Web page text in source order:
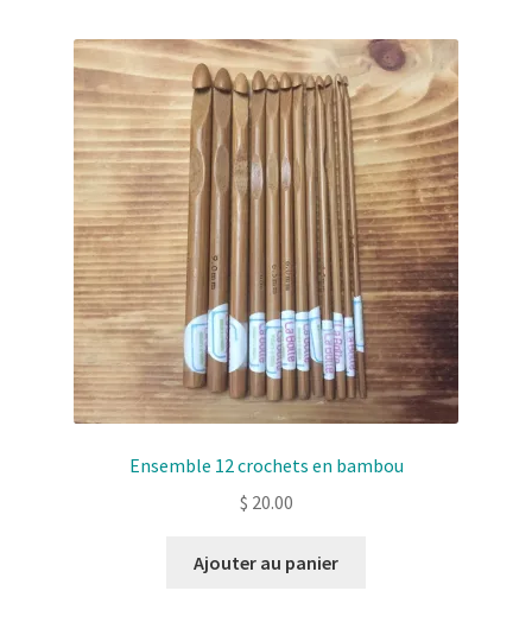
Solde de la carte-cadeau
Boutique en ligne
Panier
Politique de confidentialité
Validation de la commande
Contact
Ensemble 12 crochets en bambou
$ 20.00
Ajouter au panier